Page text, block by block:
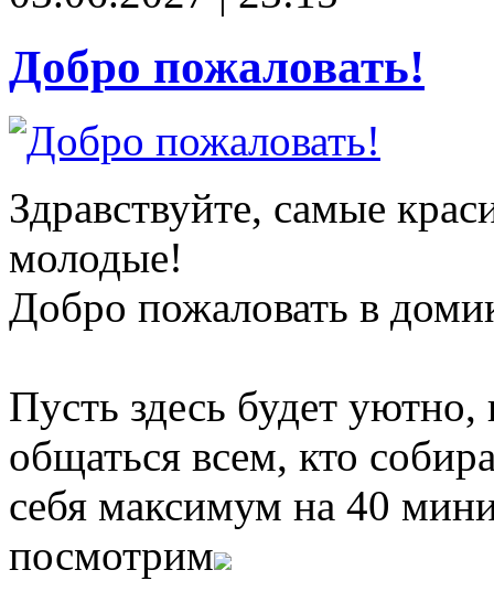
Добро пожаловать!
Здравствуйте, самые
молодые!
Добро пожаловать в
Пусть здесь будет
общаться всем, кто
себя максимум на 40
посмотрим